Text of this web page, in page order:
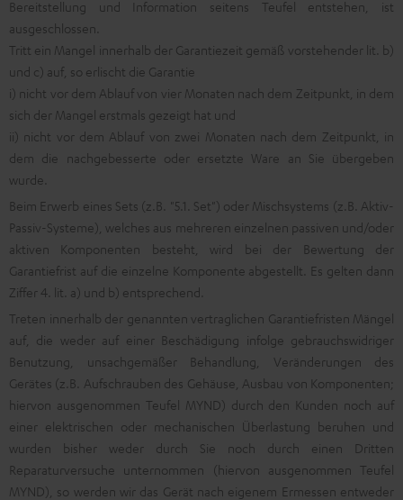
Bereitstellung und Information seitens Teufel entstehen, ist
ausgeschlossen.
Tritt ein Mangel innerhalb der Garantiezeit gemäß vorstehender lit. b)
und c) auf, so erlischt die Garantie
i) nicht vor dem Ablauf von vier Monaten nach dem Zeitpunkt, in dem
sich der Mangel erstmals gezeigt hat und
ii) nicht vor dem Ablauf von zwei Monaten nach dem Zeitpunkt, in
dem die nachgebesserte oder ersetzte Ware an Sie übergeben
wurde.
Beim Erwerb eines Sets (z.B. "5.1. Set") oder Mischsystems (z.B. Aktiv-
Passiv-Systeme), welches aus mehreren einzelnen passiven und/oder
aktiven Komponenten besteht, wird bei der Bewertung der
Garantiefrist auf die einzelne Komponente abgestellt. Es gelten dann
Ziffer 4. lit. a) und b) entsprechend.
Treten innerhalb der genannten vertraglichen Garantiefristen Mängel
auf, die weder auf einer Beschädigung infolge gebrauchswidriger
Benutzung, unsachgemäßer Behandlung, Veränderungen des
Gerätes (z.B. Aufschrauben des Gehäuse, Ausbau von Komponenten;
hiervon ausgenommen Teufel MYND) durch den Kunden noch auf
einer elektrischen oder mechanischen Überlastung beruhen und
wurden bisher weder durch Sie noch durch einen Dritten
Reparaturversuche unternommen (hiervon ausgenommen Teufel
MYND), so werden wir das Gerät nach eigenem Ermessen entweder